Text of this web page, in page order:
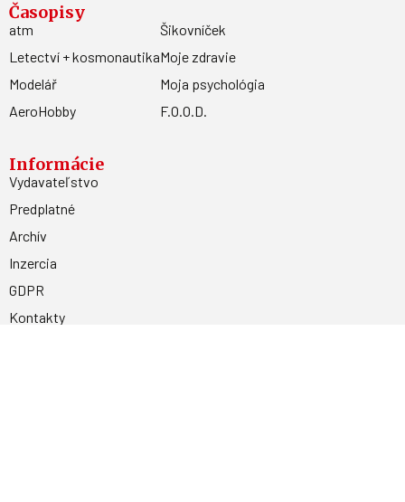
Časopisy
atm
Letectví + kosmonautika
Modelář
AeroHobby
Šikovníček
Moje zdravie
Moja psychológia
F.O.O.D.
Informácie
Vydavateľstvo
Predplatné
Archív
Inzercia
GDPR
Kontakty